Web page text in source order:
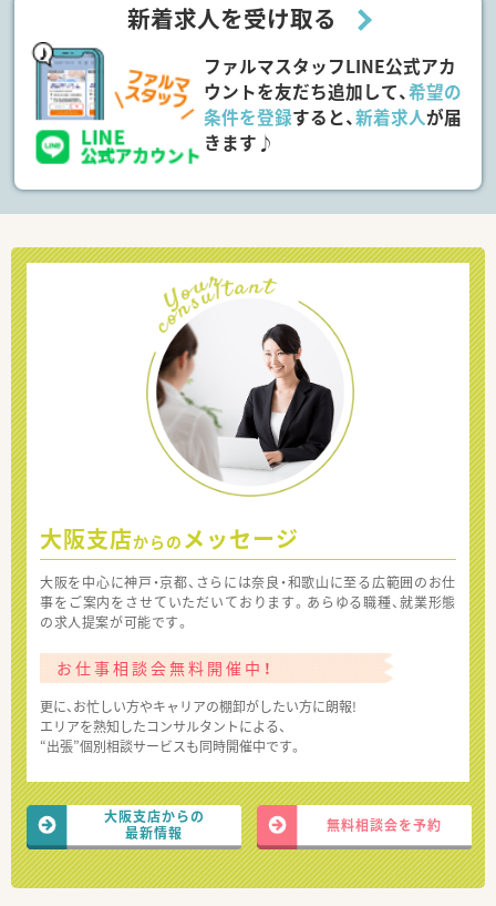
新着求人を受け取る
ファルマスタッフLINE公式アカ
ウントを友だち追加して、希望の
条件を登録すると、新着求人が届
きます♪
大阪支店からの メッセージ
大阪を中心に神戸・京都、さらには奈良・和歌山に至る広範囲のお仕
事をご案内をさせていただいております。あらゆる職種、就業形態
の求人提案が可能です。
お仕事相談会無料開催中！
更に、お忙しい方やキャリアの棚卸がしたい方に朗報!
エリアを熟知したコンサルタントによる、
“出張”個別相談サービスも同時開催中です。
大阪支店からの
最新情報
無料相談会を予約